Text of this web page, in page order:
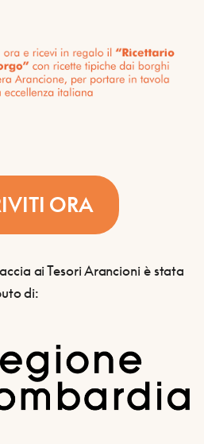
ORA
ai Tesori Arancioni è stata
di: